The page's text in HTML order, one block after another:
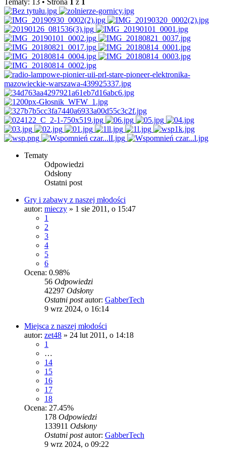
Tematy
Odpowiedzi
Odsłony
Ostatni post
Gry i zabawy z naszej młodości
autor: mieczy » 1 sie 2011, o 15:47
1
2
3
4
5
6
Ocena: 0.98%
56 Odpowiedzi
42297 Odsłony
Ostatni postautor: GabberTech
9 wrz 2024, o 16:14
Miejsca z naszej młodości
autor: zet48 » 24 lut 2011, o 14:18
1
…
14
15
16
17
18
Ocena: 27.45%
178 Odpowiedzi
133911 Odsłony
Ostatni postautor: GabberTech
9 wrz 2024, o 09:22